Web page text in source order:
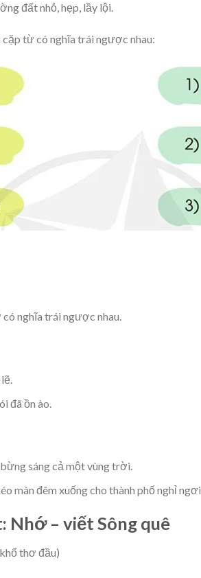
đất nhỏ, hẹp, lầy lội.
từ có nghĩa trái ngược nhau:
nghĩa trái ngược nhau.
đã ồn ào.
sáng cả một vùng trời.
màn đêm xuống cho thành phố nghỉ ngơi.
Nhớ – viết Sông quê
thơ đầu)